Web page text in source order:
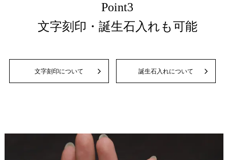
Point3
文字刻印・誕生石入れも可能
文字刻印について 誕生石入れについて